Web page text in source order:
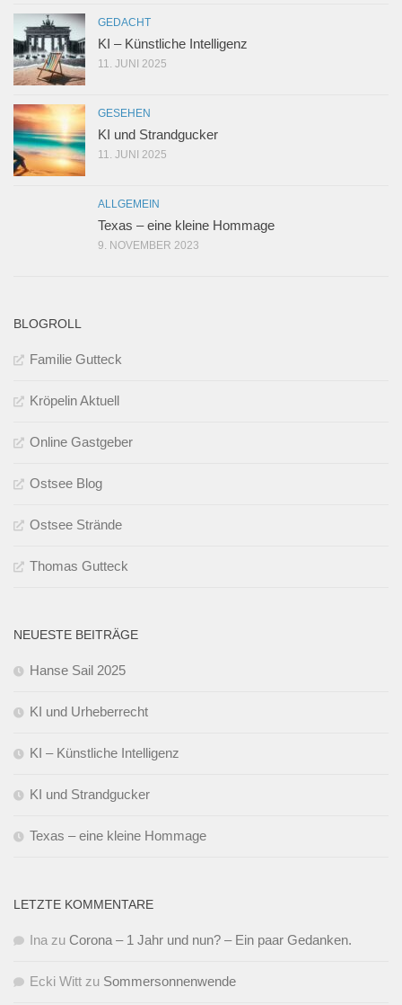
GEDACHT
KI – Künstliche Intelligenz
11. JUNI 2025
GESEHEN
KI und Strandgucker
11. JUNI 2025
ALLGEMEIN
Texas – eine kleine Hommage
9. NOVEMBER 2023
BLOGROLL
Familie Gutteck
Kröpelin Aktuell
Online Gastgeber
Ostsee Blog
Ostsee Strände
Thomas Gutteck
NEUESTE BEITRÄGE
Hanse Sail 2025
KI und Urheberrecht
KI – Künstliche Intelligenz
KI und Strandgucker
Texas – eine kleine Hommage
LETZTE KOMMENTARE
Ina zu Corona – 1 Jahr und nun? – Ein paar Gedanken.
Ecki Witt zu Sommersonnenwende